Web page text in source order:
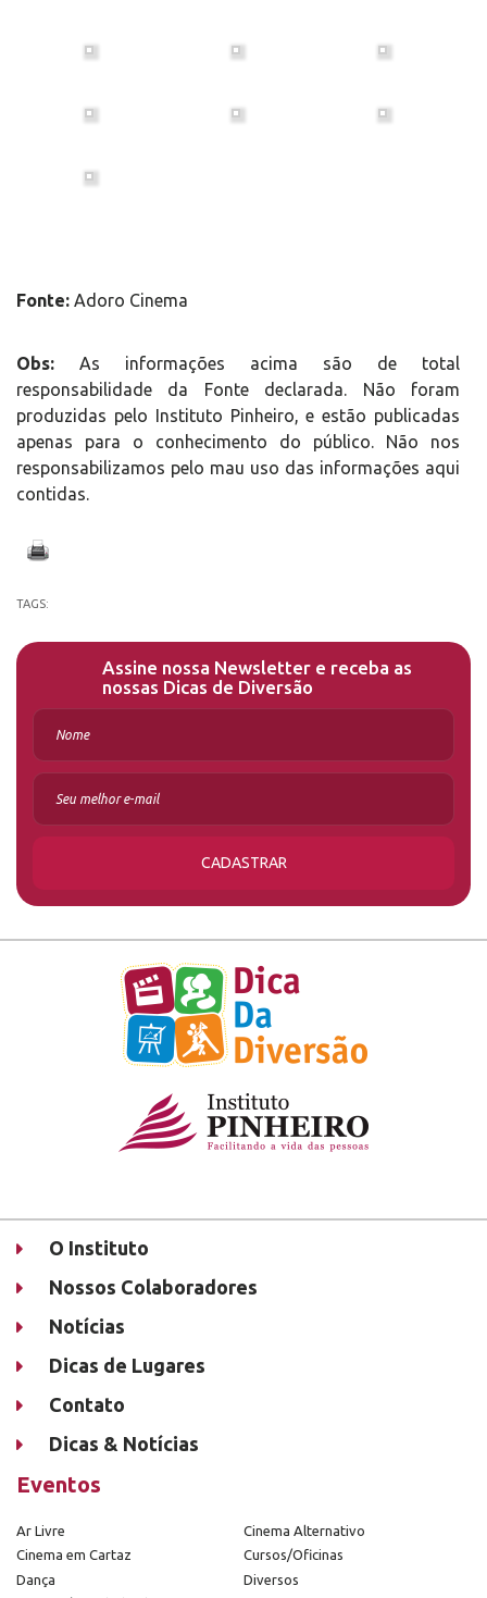
Fonte: Adoro Cinema
Obs: As informações acima são de total
responsabilidade da Fonte declarada. Não foram
produzidas pelo Instituto Pinheiro, e estão publicadas
apenas para o conhecimento do público. Não nos
responsabilizamos pelo mau uso das informações aqui
contidas.
TAGS:
Assine nossa Newsletter e receba as
nossas Dicas de Diversão
CADASTRAR
O Instituto
Nossos Colaboradores
Notícias
Dicas de Lugares
Contato
Dicas & Notícias
Eventos
Ar Livre
Cinema Alternativo
Cinema em Cartaz
Cursos/Oficinas
Dança
Diversos